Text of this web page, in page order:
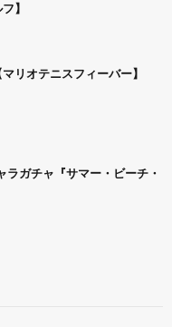
】
リオテニスフィーバー】
ラガチャ『サマー・ビーチ・